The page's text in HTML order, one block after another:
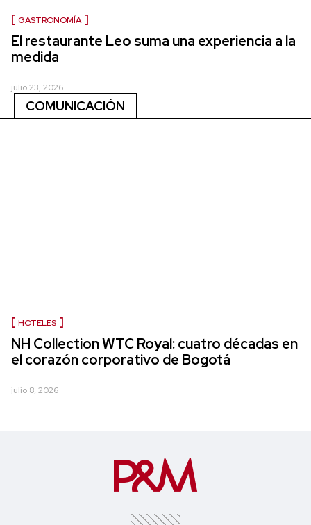
GASTRONOMÍA
El restaurante Leo suma una experiencia a la
medida
julio 23, 2026
COMUNICACIÓN
HOTELES
NH Collection WTC Royal: cuatro décadas en
el corazón corporativo de Bogotá
julio 8, 2026